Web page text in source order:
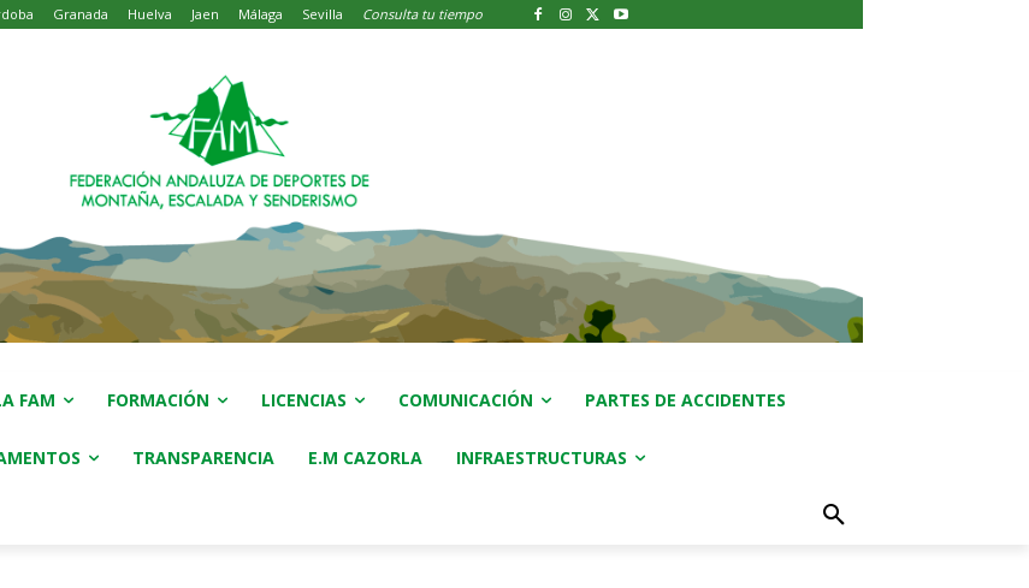
Granada Huelva Jaen Málaga Sevilla Consulta tu tiempo
FAM FORMACIÓN LICENCIAS COMUNICACIÓN PARTES DE ACCIDENTES
TRANSPARENCIA E.M CAZORLA INFRAESTRUCTURAS